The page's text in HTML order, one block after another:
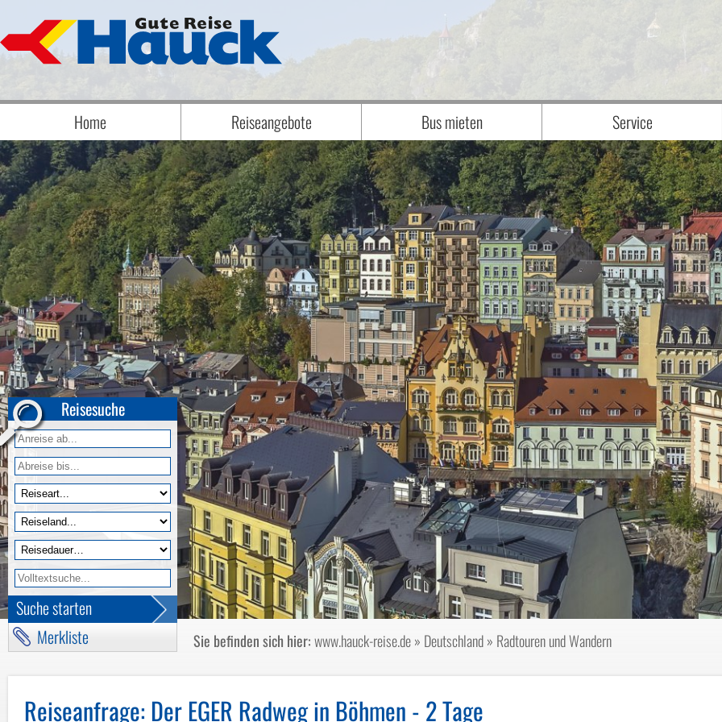
Home Reiseangebote
Badereise Badeaufenthalt
Biathlon
Eröffnungs-, Abschluss- & Erlebnisreisen
Eventreisen
Flugreisen
Frühjahrsreisen
Jubelreisen
Kurzreisen
Musicals und Musikreisen
Muttertagsreisen
Radtouren und Wandern
Rundreisen
Städtereisen
Tagesfahrten
Themenreisen
Weihnachten & Silvester
Weihnachtsmärkte
Wintersportreisen
Wochenendreisen
Reisekalender nach Termin
Reisekalender nach Reiseart
Bus mieten
Anfrage
Unser Fuhrpark
Service
WIR über UNS - UNSER TEAM
Downloads
interessante BILDER von
Katalogbestellung
Newsletteranmeldung
Reisegutschein
Zustiegsmöglichkeiten
Reisesuche
Suche starten
Merkliste
Sie befinden sich hier:www.hauck-reise.de» Deutschland» Radtouren und Wandern
Reiseanfrage: Der EGER Radweg in Böhmen - 2 Tage